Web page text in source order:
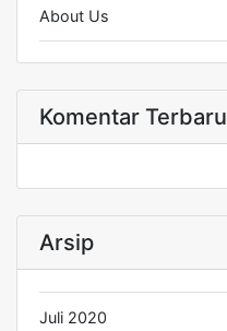
About Us
Komentar Terbaru
Arsip
Juli 2020